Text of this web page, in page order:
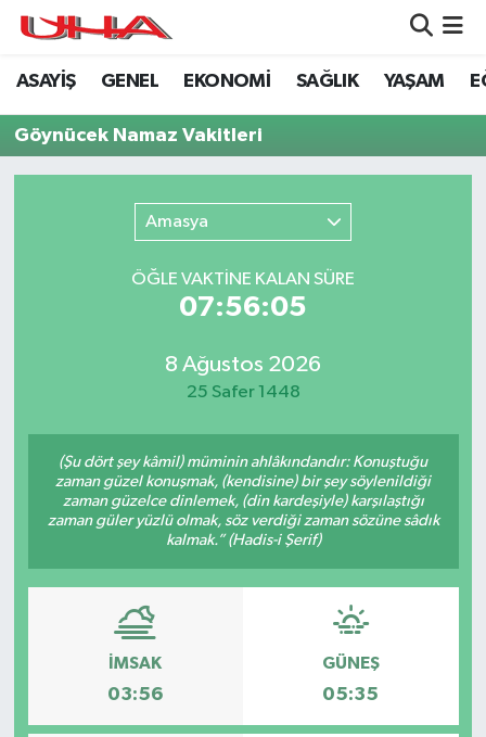
ASAYİŞ GENEL EKONOMİ SAĞLIK YAŞAM
Göynücek Namaz Vakitleri
Amasya
ÖĞLE VAKTİNE KALAN SÜRE
07:56:05
8 Ağustos 2026
25 Safer 1448
(Şu dört şey kâmil) müminin ahlâkındandır: Konuştuğu
zaman güzel konuşmak, (kendisine) bir şey söylenildiği
zaman güzelce dinlemek, (din kardeşiyle) karşılaştığı
zaman güler yüzlü olmak, söz verdiği zaman sözüne sâdık
kalmak.” (Hadis-i Şerif)
İMSAK
03:56
GÜNEŞ
05:35
ASAYİŞ
GÜNDEM
LEZETLERİMİZ
EĞİTİM
ÇEVRE
HABERDE İNSAN
BİLİM VE TEKNOLOJİ
Nöbetçi Eczaneler
Hava Durumu
Puan Durumu ve Fikstür
Tüm Manşetler
Haber Arşivi